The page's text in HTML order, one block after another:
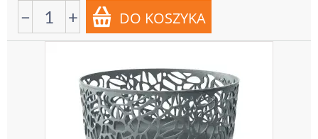
− +